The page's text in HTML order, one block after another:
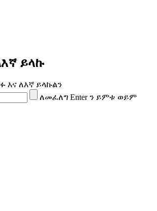
ይላኩ
እና ለእኛ ይላኩልን
ለመፈለግ Enter ን ይምቱ ወይም